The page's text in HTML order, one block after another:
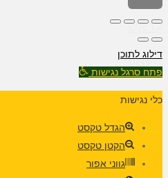
לראש
העמוד
דילוג לתוכן
פתח סרגל נגישות
כלי נגישות
הגדל טקסט
הקטן טקסט
גווני אפור